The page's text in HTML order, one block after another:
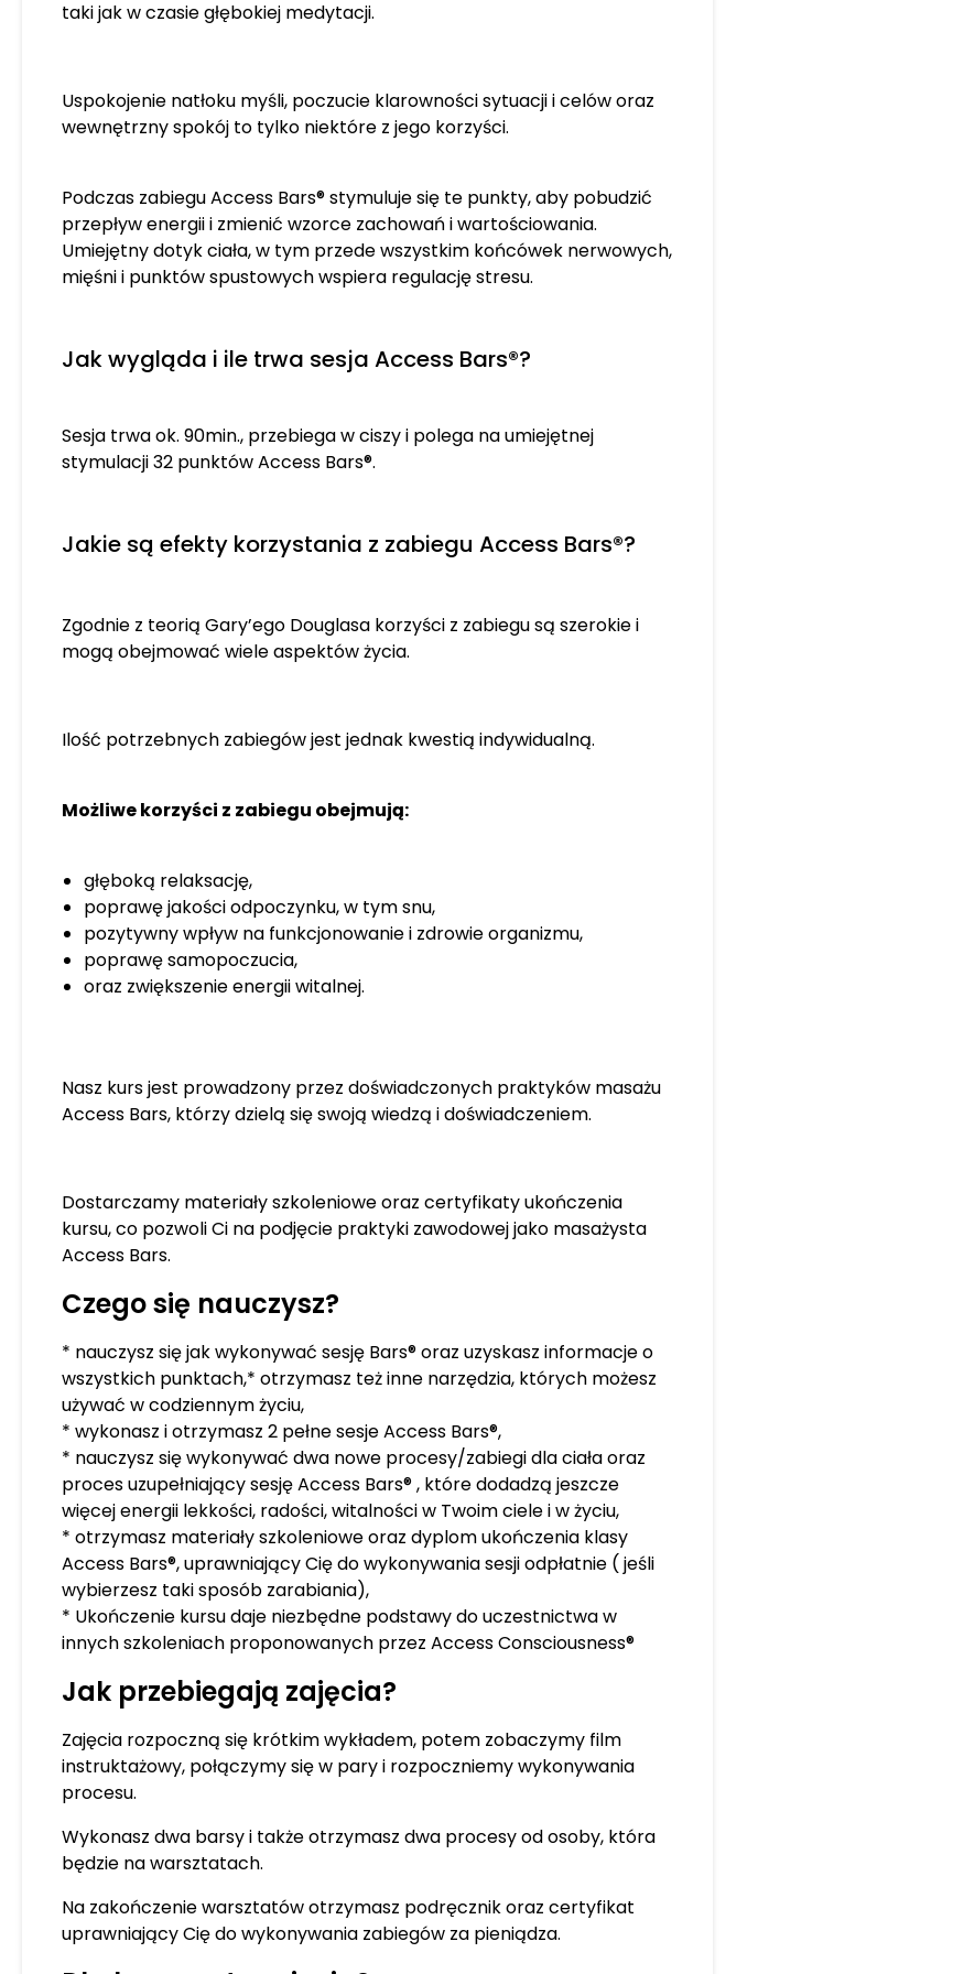
taki jak w czasie głębokiej medytacji.
Uspokojenie natłoku myśli, poczucie klarowności sytuacji i celów oraz
wewnętrzny spokój to tylko niektóre z jego korzyści.
Podczas zabiegu Access Bars® stymuluje się te punkty, aby pobudzić
przepływ energii i zmienić wzorce zachowań i wartościowania.
Umiejętny dotyk ciała, w tym przede wszystkim końcówek nerwowych,
mięśni i punktów spustowych wspiera regulację stresu.
Jak wygląda i ile trwa sesja Access Bars®?
Sesja trwa ok. 90min., przebiega w ciszy i polega na umiejętnej
stymulacji 32 punktów Access Bars®.
Jakie są efekty korzystania z zabiegu Access Bars®?
Zgodnie z teorią Gary’ego Douglasa korzyści z zabiegu są szerokie i
mogą obejmować wiele aspektów życia.
Ilość potrzebnych zabiegów jest jednak kwestią indywidualną.
Możliwe korzyści z zabiegu obejmują:
głęboką relaksację,
poprawę jakości odpoczynku, w tym snu,
pozytywny wpływ na funkcjonowanie i zdrowie organizmu,
poprawę samopoczucia,
oraz zwiększenie energii witalnej.
Nasz kurs jest prowadzony przez doświadczonych praktyków masażu
Access Bars, którzy dzielą się swoją wiedzą i doświadczeniem.
Dostarczamy materiały szkoleniowe oraz certyfikaty ukończenia
kursu, co pozwoli Ci na podjęcie praktyki zawodowej jako masażysta
Access Bars.
Czego się nauczysz?
* nauczysz się jak wykonywać sesję Bars® oraz uzyskasz informacje o
wszystkich punktach,* otrzymasz też inne narzędzia, których możesz
używać w codziennym życiu,
* wykonasz i otrzymasz 2 pełne sesje Access Bars®,
* nauczysz się wykonywać dwa nowe procesy/zabiegi dla ciała oraz
proces uzupełniający sesję Access Bars® , które dodadzą jeszcze
więcej energii lekkości, radości, witalności w Twoim ciele i w życiu,
* otrzymasz materiały szkoleniowe oraz dyplom ukończenia klasy
Access Bars®, uprawniający Cię do wykonywania sesji odpłatnie ( jeśli
wybierzesz taki sposób zarabiania),
* Ukończenie kursu daje niezbędne podstawy do uczestnictwa w
innych szkoleniach proponowanych przez Access Consciousness®
Jak przebiegają zajęcia?
Zajęcia rozpoczną się krótkim wykładem, potem zobaczymy film
instruktażowy, połączymy się w pary i rozpoczniemy wykonywania
procesu.
Wykonasz dwa barsy i także otrzymasz dwa procesy od osoby, która
będzie na warsztatach.
Na zakończenie warsztatów otrzymasz podręcznik oraz certyfikat
uprawniający Cię do wykonywania zabiegów za pieniądza.